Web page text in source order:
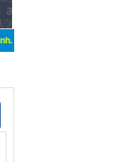
ký gửi, cho thuê thiết bị